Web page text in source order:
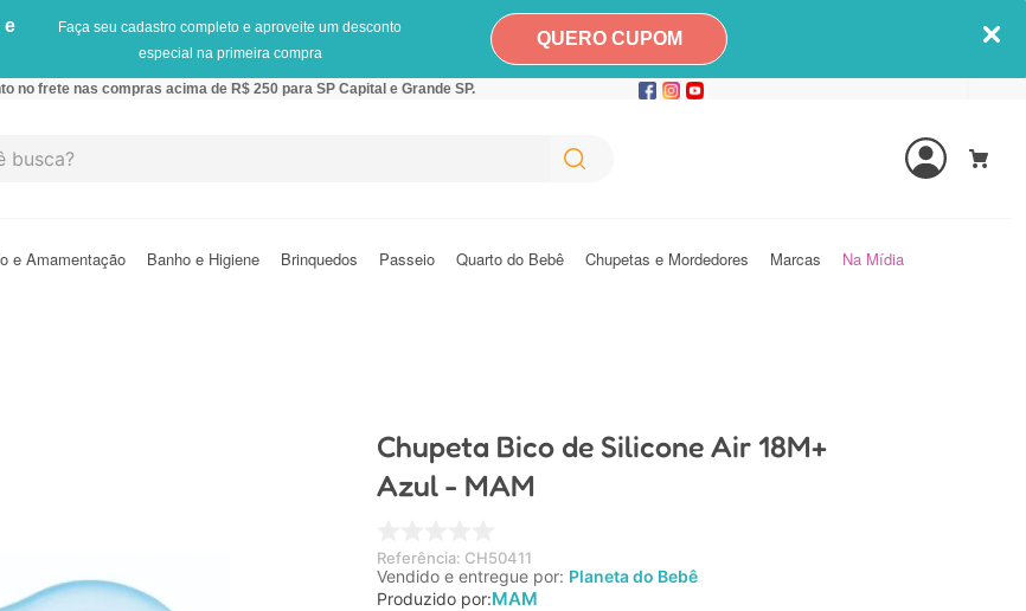
e
Faça seu cadastro completo e aproveite um desconto
especial na primeira compra
QUERO CUPOM
no frete nas compras acima de R$ 250 para SP Capital e Grande SP.
e Amamentação Banho e Higiene Brinquedos Passeio Quarto do Bebê Chupetas e Mordedores Marcas Na Mídia
Chupeta Bico de Silicone Air 18M+
Azul - MAM
Referência: CH50411
Vendido e entregue por: Planeta do Bebê
Produzido por:MAM